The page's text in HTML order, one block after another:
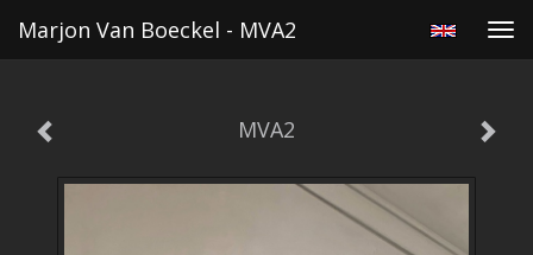
Marjon Van Boeckel - MVA2
MVA2